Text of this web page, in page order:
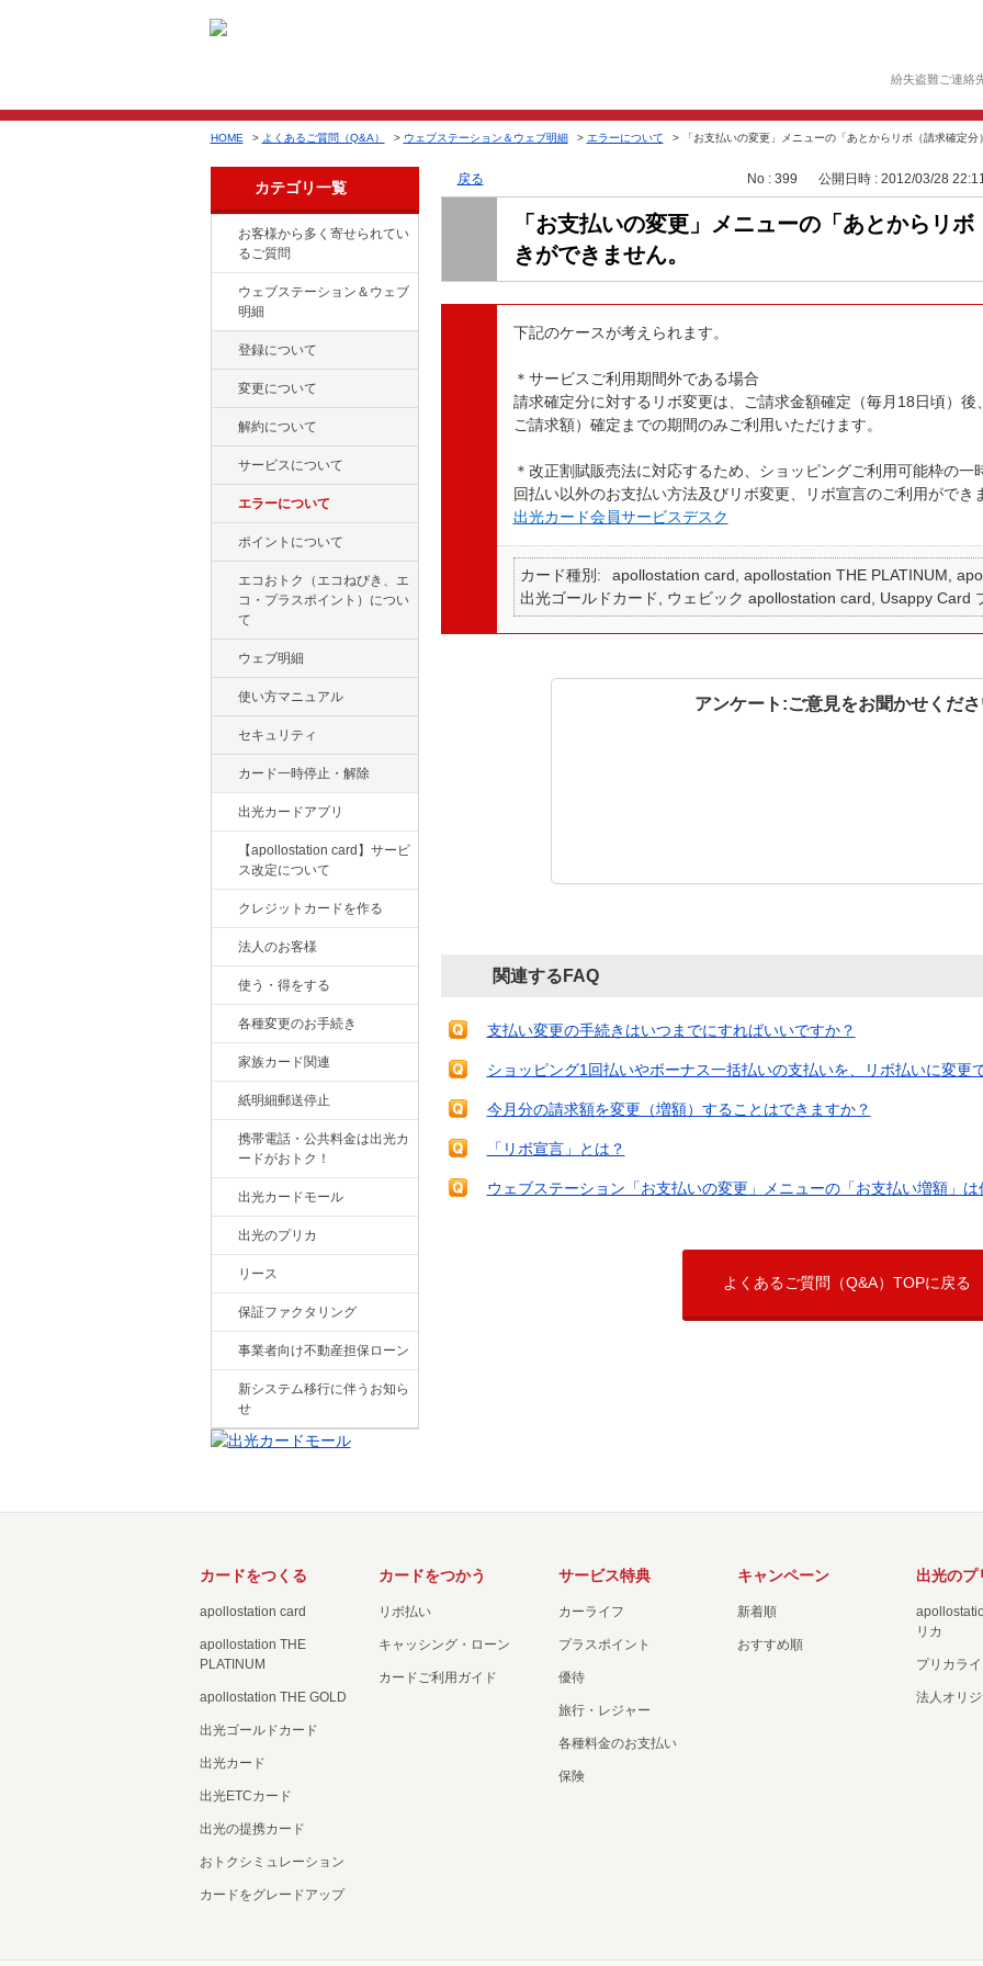
紛失盗難ご連絡
HOME > よくあるご質問（Q&A） > ウェブステーション＆ウェブ明細 > エラーについて > 「お支払いの変更」メニューの「あとからリボ（請求確定分
カテゴリ一覧
お客様から多く寄せられてい
るご質問
ウェブステーション＆ウェブ
明細
登録について
変更について
解約について
サービスについて
エラーについて
ポイントについて
エコおトク（エコねびき、エ
コ・プラスポイント）につい
て
ウェブ明細
使い方マニュアル
セキュリティ
カード一時停止・解除
出光カードアプリ
【apollostation card】サービ
ス改定について
クレジットカードを作る
法人のお客様
使う・得をする
各種変更のお手続き
家族カード関連
紙明細郵送停止
携帯電話・公共料金は出光カ
ードがおトク！
出光カードモール
出光のプリカ
リース
保証ファクタリング
事業者向け不動産担保ローン
新システム移行に伴うお知ら
せ
戻る No : 399 公開日時 : 2012/03/28
「お支払いの変更」メニューの「あとからリ
きができません。
下記のケースが考えられます。
＊サービスご利用期間外である場合
請求確定分に対するリボ変更は、ご請求金額確定（毎月18日頃）
ご請求額）確定までの期間のみご利用いただけます。
＊改正割賦販売法に対応するため、ショッピングご利用可能枠の一
回払い以外のお支払い方法及びリボ変更、リボ宣言のご利用ができ
出光カード会員サービスデスク
カード種別
apollostation card, apollostation THE PLATINUM,
出光ゴールドカード, ウェビック apollostation card, Usappy Card
アンケート:ご意見をお聞かせくだ
関連するFAQ
支払い変更の手続きはいつまでにすればいいですか？
ショッピング1回払いやボーナス一括払いの支払いを、リボ払いに変更
今月分の請求額を変更（増額）することはできますか？
「リボ宣言」とは？
ウェブステーション「お支払いの変更」メニューの「お支払い増額」は
よくあるご質問（Q&A）TOPに戻る
カードをつくる
apollostation card
apollostation THE
PLATINUM
apollostation THE GOLD
出光ゴールドカード
出光カード
出光ETCカード
出光の提携カード
おトクシミュレーション
カードをグレードアップ
カードをつかう
リボ払い
キャッシング・ローン
カードご利用ガイド
サービス特典
カーライフ
プラスポイント
優待
旅行・レジャー
各種料金のお支払い
保険
キャンペーン
新着順
おすすめ順
出光のプ
リカ
プリカラ
法人オリ